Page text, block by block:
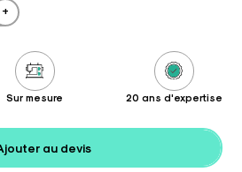
+
Sur mesure 20 ans d'expertise
au devis